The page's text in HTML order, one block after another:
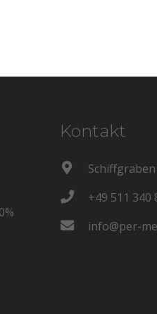
Kontakt
+49 511 340
info@per-